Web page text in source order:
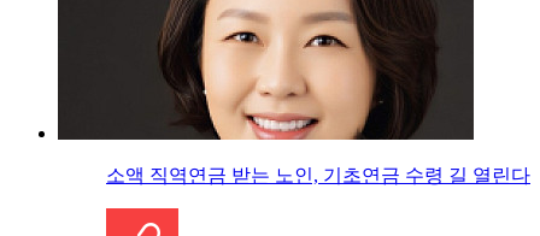
소액 직역연금 받는 노인, 기초연금 수령 길 열린다